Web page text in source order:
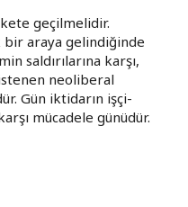
geçilmelidir.
bir araya gelindiğinde
saldırılarına karşı,
neoliberal
Gün iktidarın işçi-
mücadele günüdür.